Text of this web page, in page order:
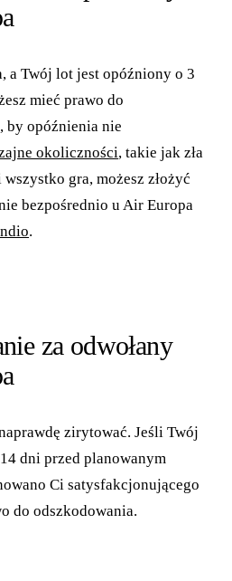
a Twój lot jest opóźniony o 3
mieć prawo do
by opóźnienia nie
okoliczności, takie jak zła
gra, możesz złożyć
bezpośrednio u Air Europa
.
za odwołany
zirytować. Jeśli Twój
dni przed planowanym
Ci satysfakcjonującego
do odszkodowania.